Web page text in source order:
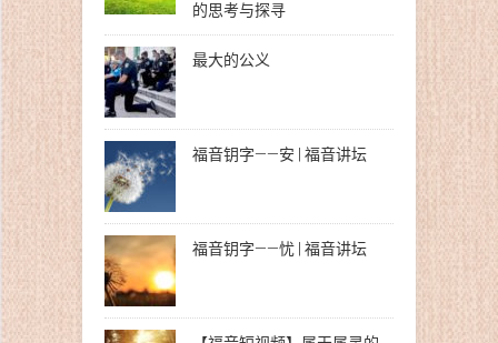
的思考与探寻
最大的公义
福音钥字——安 | 福音讲坛
福音钥字——忧 | 福音讲坛